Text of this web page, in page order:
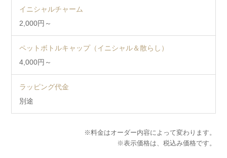
イニシャルチャーム
2,000円～
ペットボトルキャップ（イニシャル＆散らし）
4,000円～
ラッピング代金
別途
※料金はオーダー内容によって変わります。
※表示価格は、税込み価格です。